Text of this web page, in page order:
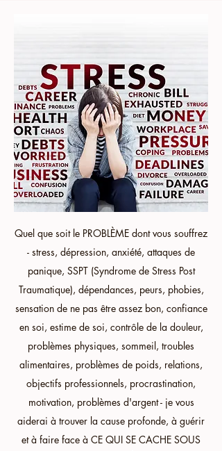
Quel que soit le PROBLÈME dont vous souffrez
- stress, dépression, anxiété, attaques de
panique, SSPT (Syndrome de Stress Post
Traumatique), dépendances, peurs, phobies,
sensation de ne pas être assez bon, confiance
en soi, estime de soi, contrôle de la douleur,
problèmes physiques, sommeil, troubles
alimentaires, problèmes de poids, relations,
objectifs professionnels, procrastination,
motivation, problèmes d'argent - je vous
aiderai à trouver la cause profonde, à guérir
et à faire face à CE QUI SE CACHE SOUS